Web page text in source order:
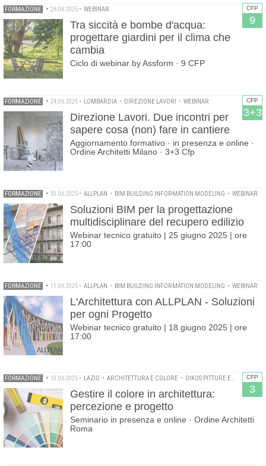
CFP
9
FORMAZIONE • 26.06.2025 • WEBINAR
Tra siccità e bombe d'acqua:
progettare giardini per il clima che
cambia
Ciclo di webinar by Assform · 9 CFP
CFP
3+3
FORMAZIONE • 24.06.2025 • LOMBARDIA • DIREZIONE LAVORI • WEBINAR
Direzione Lavori. Due incontri per
sapere cosa (non) fare in cantiere
Aggiornamento formativo · in presenza e online ·
Ordine Architetti Milano · 3+3 Cfp
FORMAZIONE • 20.06.2025 • ALLPLAN • BIM BUILDING INFORMATION MODELING • WEBINAR
Soluzioni BIM per la progettazione
multidisciplinare del recupero edilizio
Webinar tecnico gratuito | 25 giugno 2025 | ore
17:00
FORMAZIONE • 11.06.2025 • ALLPLAN • BIM BUILDING INFORMATION MODELING • WEBINAR
L'Architettura con ALLPLAN - Soluzioni
per ogni Progetto
Webinar tecnico gratuito | 18 giugno 2025 | ore
17:00
CFP
3
FORMAZIONE • 10.06.2025 • LAZIO • ARCHITETTURA E COLORE • OIKOS PITTURE ECOLOGICHE
Gestire il colore in architettura:
percezione e progetto
Seminario in presenza e online · Ordine Architetti
Roma